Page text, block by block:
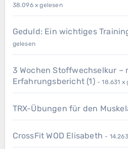
38.096 x gelesen
Geduld: Ein wichtiges
gelesen
3 Wochen Stoffwechselkur –
Erfahrungsbericht (1) - 18.631 x
TRX-Übungen für den
CrossFit WOD Elisabeth -